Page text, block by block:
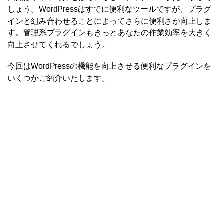
しょう。WordPressはすでに便利なツールですが、プラグ
インと組み合わせることによってさらに便利さが向上しま
す。管理系プラグインもきっとあなたの作業効率を大きく
向上させてくれるでしょう。
今回はWordPressの機能を向上させる便利なプラグインを
いくつかご紹介いたします。